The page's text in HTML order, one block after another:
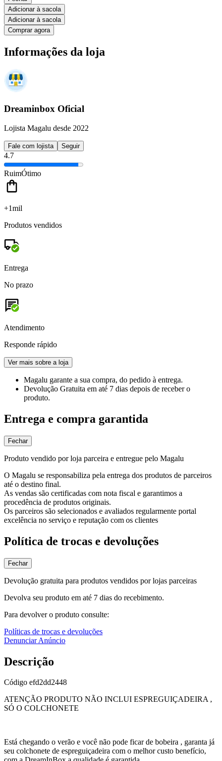
Adicionar à sacola
Adicionar à sacola
Comprar agora
Informações da loja
Dreaminbox Oficial
Lojista Magalu desde 2022
Fale com lojista Seguir
4.7
RuimÓtimo
+1mil
Produtos vendidos
Entrega
No prazo
Atendimento
Responde rápido
Ver mais sobre a loja
Magalu garante a sua compra, do pedido à entrega.
Devolução Gratuita em até 7 dias depois de receber o
produto.
Entrega e compra garantida
Fechar
Produto vendido por loja parceira e entregue pelo Magalu
O Magalu se responsabiliza pela entrega dos produtos de parceiros
até o destino final.
As vendas são certificadas com nota fiscal e garantimos a
procedência de produtos originais.
Os parceiros são selecionados e avaliados regularmente portal
excelência no serviço e reputação com os clientes
Política de trocas e devoluções
Fechar
Devolução gratuita para produtos vendidos por lojas parceiras
Devolva seu produto em até 7 dias do recebimento.
Para devolver o produto consulte:
Políticas de trocas e devoluções
Denunciar Anúncio
Descrição
Código efd2dd2448
ATENÇÃO PRODUTO NÃO INCLUI ESPREGUIÇADEIRA ,
SÓ O COLCHONETE
Está chegando o verão e você não pode ficar de bobeira , garanta já
seu colchonete de espreguiçadeira com o melhor custo benefício,